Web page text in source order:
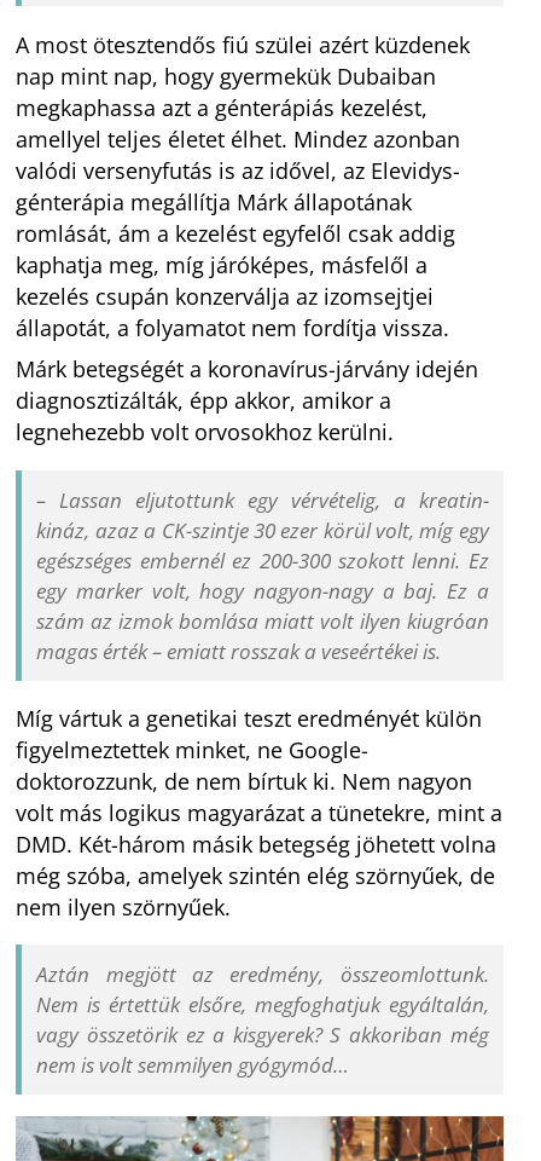
A most ötesztendős fiú szülei azért küzdenek
nap mint nap, hogy gyermekük Dubaiban
megkaphassa azt a génterápiás kezelést,
amellyel teljes életet élhet. Mindez azonban
valódi versenyfutás is az idővel, az Elevidys-
génterápia megállítja Márk állapotának
romlását, ám a kezelést egyfelől csak addig
kaphatja meg, míg járóképes, másfelől a
kezelés csupán konzerválja az izomsejtjei
állapotát, a folyamatot nem fordítja vissza.
Márk betegségét a koronavírus-járvány idején
diagnosztizálták, épp akkor, amikor a
legnehezebb volt orvosokhoz kerülni.
– Lassan eljutottunk egy vérvételig, a kreatin-
kináz, azaz a CK-szintje 30 ezer körül volt, míg egy
egészséges embernél ez 200-300 szokott lenni. Ez
egy marker volt, hogy nagyon-nagy a baj. Ez a
szám az izmok bomlása miatt volt ilyen kiugróan
magas érték – emiatt rosszak a veseértékei is.
Míg vártuk a genetikai teszt eredményét külön
figyelmeztettek minket, ne Google-
doktorozzunk, de nem bírtuk ki. Nem nagyon
volt más logikus magyarázat a tünetekre, mint a
DMD. Két-három másik betegség jöhetett volna
még szóba, amelyek szintén elég szörnyűek, de
nem ilyen szörnyűek.
Aztán megjött az eredmény, összeomlottunk.
Nem is értettük elsőre, megfoghatjuk egyáltalán,
vagy összetörik ez a kisgyerek? S akkoriban még
nem is volt semmilyen gyógymód…